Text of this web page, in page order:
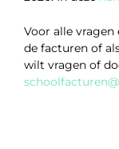
Voor alle
de facturen of
wilt vragen of